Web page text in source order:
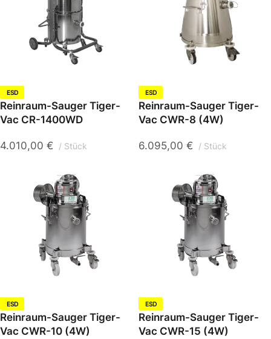
ESD
Reinraum-Sauger Tiger-
Vac CR-1400WD
4.010,00 € Stück
ESD
Reinraum-Sauger Tiger-
Vac CWR-8 (4W)
6.095,00 € Stück
ESD
Reinraum-Sauger Tiger-
Vac CWR-10 (4W)
ESD
Reinraum-Sauger Tiger-
Vac CWR-15 (4W)